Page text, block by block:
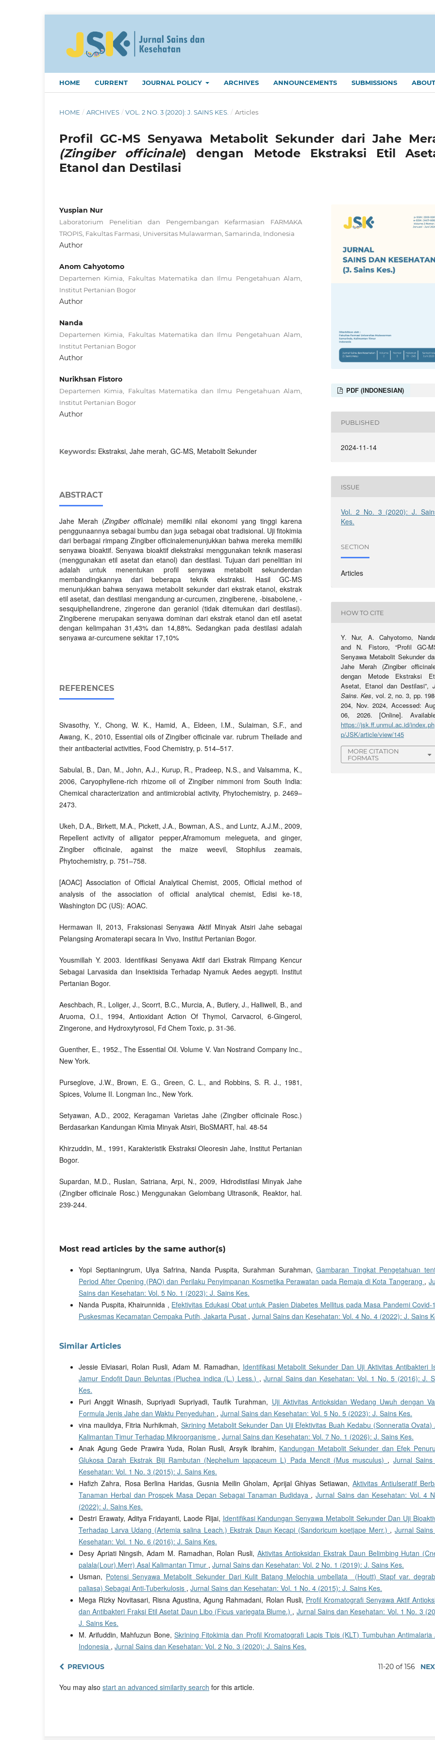
HOME CURRENT JOURNAL POLICY ARCHIVES ANNOUNCEMENTS SUBMISSIONS ABOUT
HOME / ARCHIVES / VOL. 2 NO. 3 (2020): J. SAINS KES. / Articles
Profil GC-MS Senyawa Metabolit Sekunder dari Jahe
(Zingiber officinale) dengan Metode Ekstraksi Etil
Etanol dan Destilasi
Yuspian Nur
Laboratorium Penelitian dan Pengembangan Kefarmasian FARMAKA
TROPIS, Fakultas Farmasi, Universitas Mulawarman, Samarinda, Indonesia
Author
Anom Cahyotomo
Departemen Kimia, Fakultas Matematika dan Ilmu Pengetahuan Alam,
Institut Pertanian Bogor
Author
Nanda
Departemen Kimia, Fakultas Matematika dan Ilmu Pengetahuan Alam,
Institut Pertanian Bogor
Author
Nurikhsan Fistoro
Departemen Kimia, Fakultas Matematika dan Ilmu Pengetahuan Alam,
Institut Pertanian Bogor
Author
Keywords: Ekstraksi, Jahe merah, GC-MS, Metabolit Sekunder
ABSTRACT
Jahe Merah (Zingiber officinale) memiliki nilai ekonomi yang tinggi karena
penggunaannya sebagai bumbu dan juga sebagai obat tradisional. Uji fitokimia
dari berbagai rimpang Zingiber officinalemenunjukkan bahwa mereka memiliki
senyawa bioaktif. Senyawa bioaktif diekstraksi menggunakan teknik maserasi
(menggunakan etil asetat dan etanol) dan destilasi. Tujuan dari penelitian ini
adalah untuk menentukan profil senyawa metabolit sekunderdan
membandingkannya dari beberapa teknik ekstraksi. Hasil GC-MS
menunjukkan bahwa senyawa metabolit sekunder dari ekstrak etanol, ekstrak
etil asetat, dan destilasi mengandung ar-curcumen, zingiberene, -bisabolene, -
sesquiphellandrene, zingerone dan geraniol (tidak ditemukan dari destilasi).
Zingiberene merupakan senyawa dominan dari ekstrak etanol dan etil asetat
dengan kelimpahan 31,43% dan 14,88%. Sedangkan pada destilasi adalah
senyawa ar-curcumene sekitar 17,10%
REFERENCES
Sivasothy, Y., Chong, W. K., Hamid, A., Eldeen, I.M., Sulaiman, S.F., and
Awang, K., 2010, Essential oils of Zingiber officinale var. rubrum Theilade and
their antibacterial activities, Food Chemistry, p. 514–517.
Sabulal, B., Dan, M., John, A.J., Kurup, R., Pradeep, N.S., and Valsamma, K.,
2006, Caryophyllene-rich rhizome oil of Zingiber nimmoni from South India:
Chemical characterization and antimicrobial activity, Phytochemistry, p. 2469–
2473.
Ukeh, D.A., Birkett, M.A., Pickett, J.A., Bowman, A.S., and Luntz, A.J.M., 2009,
Repellent activity of alligator pepper,Aframomum melegueta, and ginger,
Zingiber officinale, against the maize weevil, Sitophilus zeamais,
Phytochemistry, p. 751–758.
[AOAC] Association of Official Analytical Chemist, 2005, Official method of
analysis of the association of official analytical chemist, Edisi ke-18,
Washington DC (US): AOAC.
Hermawan II, 2013, Fraksionasi Senyawa Aktif Minyak Atsiri Jahe sebagai
Pelangsing Aromaterapi secara In Vivo, Institut Pertanian Bogor.
Yousmillah Y. 2003. Identifikasi Senyawa Aktif dari Ekstrak Rimpang Kencur
Sebagai Larvasida dan Insektisida Terhadap Nyamuk Aedes aegypti. Institut
Pertanian Bogor.
Aeschbach, R., Loliger, J., Scorrt, B.C., Murcia, A., Butlery, J., Halliwell, B., and
Aruoma, O.I., 1994, Antioxidant Action Of Thymol, Carvacrol, 6-Gingerol,
Zingerone, and Hydroxytyrosol, Fd Chem Toxic, p. 31-36.
Guenther, E., 1952., The Essential Oil. Volume V. Van Nostrand Company Inc.,
New York.
Purseglove, J.W., Brown, E. G., Green, C. L., and Robbins, S. R. J., 1981,
Spices, Volume II. Longman Inc., New York.
Setyawan, A.D., 2002, Keragaman Varietas Jahe (Zingiber officinale Rosc.)
Berdasarkan Kandungan Kimia Minyak Atsiri, BioSMART, hal. 48-54
Khirzuddin, M., 1991, Karakteristik Ekstraksi Oleoresin Jahe, Institut Pertanian
Bogor.
Supardan, M.D., Ruslan, Satriana, Arpi, N., 2009, Hidrodistilasi Minyak Jahe
(Zingiber officinale Rosc.) Menggunakan Gelombang Ultrasonik, Reaktor, hal.
239-244.
PDF (INDONESIAN)
PUBLISHED
2024-11-14
ISSUE
Vol. 2 No. 3 (2020): J.
Kes.
SECTION
Articles
HOW TO CITE
Y. Nur, A. Cahyotomo,
and N. Fistoro, “Profil GC-
Senyawa Metabolit Sekunder
Jahe Merah (Zingiber
dengan Metode Ekstraksi
Asetat, Etanol dan Destilasi”,
Sains. Kes, vol. 2, no. 3, pp.
204, Nov. 2024, Accessed:
06, 2026. [Online].
https://jsk.ff.unmul.ac.id/index.ph
p/JSK/article/view/145
MORE CITATION
FORMATS
Most read articles by the same author(s)
Yopi Septianingrum, Ulya Safrina, Nanda Puspita, Surahman Surahman,Gambaran Tingkat Pengetahuan
Period After Opening (PAO) dan Perilaku Penyimpanan Kosmetika Perawatan pada Remaja di Kota Tangerang ,
Sains dan Kesehatan: Vol. 5 No. 1 (2023): J. Sains Kes.
Nanda Puspita, Khairunnida , Efektivitas Edukasi Obat untuk Pasien Diabetes Mellitus pada Masa Pandemi Covid-
Puskesmas Kecamatan Cempaka Putih, Jakarta Pusat , Jurnal Sains dan Kesehatan: Vol. 4 No. 4 (2022): J. Sains
Similar Articles
Jessie Elviasari, Rolan Rusli, Adam M. Ramadhan, Identifikasi Metabolit Sekunder Dan Uji Aktivitas Antibakteri
Jamur Endofit Daun Beluntas (Pluchea indica (L.) Less.) ,Jurnal Sains dan Kesehatan: Vol. 1 No. 5 (2016): J.
Kes.
Puri Anggit Winasih, Supriyadi Supriyadi, Taufik Turahman, Uji Aktivitas Antioksidan Wedang Uwuh dengan
Formula Jenis Jahe dan Waktu Penyeduhan , Jurnal Sains dan Kesehatan: Vol. 5 No. 5 (2023): J. Sains Kes.
vina maulidya, Fitria Nurhikmah, Skrining Metabolit Sekunder Dan Uji Efektivitas Buah Kedabu (Sonneratia Ovata)
Kalimantan Timur Terhadap Mikroorganisme , Jurnal Sains dan Kesehatan: Vol. 7 No. 1 (2026): J. Sains Kes.
Anak Agung Gede Prawira Yuda, Rolan Rusli, Arsyik Ibrahim, Kandungan Metabolit Sekunder dan Efek
Glukosa Darah Ekstrak Biji Rambutan (Nephelium lappaceum L) Pada Mencit (Mus musculus) , Jurnal Sains
Kesehatan: Vol. 1 No. 3 (2015): J. Sains Kes.
Hafizh Zahra, Rosa Berlina Haridas, Gusnia Meilin Gholam, Aprijal Ghiyas Setiawan,Aktivitas Antiulseratif
Tanaman Herbal dan Prospek Masa Depan Sebagai Tanaman Budidaya ,Jurnal Sains dan Kesehatan: Vol. 4
(2022): J. Sains Kes.
Destri Erawaty, Aditya Fridayanti, Laode Rijai, Identifikasi Kandungan Senyawa Metabolit Sekunder Dan Uji
Terhadap Larva Udang (Artemia salina Leach.) Ekstrak Daun Kecapi (Sandoricum koetjape Merr.) , Jurnal
Kesehatan: Vol. 1 No. 6 (2016): J. Sains Kes.
Desy Apriati Ningsih, Adam M. Ramadhan, Rolan Rusli, Aktivitas Antioksidan Ekstrak Daun Belimbing Hutan
palala(Lour).Merr) Asal Kalimantan Timur , Jurnal Sains dan Kesehatan: Vol. 2 No. 1 (2019): J. Sains Kes.
Usman, Potensi Senyawa Metabolit Sekunder Dari Kulit Batang Melochia umbellata (Houtt) Stapf var.
paliasa) Sebagai Anti-Tuberkulosis , Jurnal Sains dan Kesehatan: Vol. 1 No. 4 (2015): J. Sains Kes.
Mega Rizky Novitasari, Risna Agustina, Agung Rahmadani, Rolan Rusli, Profil Kromatografi Senyawa Aktif
dan Antibakteri Fraksi Etil Asetat Daun Libo (Ficus variegata Blume.) , Jurnal Sains dan Kesehatan: Vol. 1 No. 3
J. Sains Kes.
M. Arifuddin, Mahfuzun Bone, Skrining Fitokimia dan Profil Kromatografi Lapis Tipis (KLT) Tumbuhan Antimalaria
Indonesia , Jurnal Sains dan Kesehatan: Vol. 2 No. 3 (2020): J. Sains Kes.
PREVIOUS 11-20 of 156
You may also start an advanced similarity search for this article.